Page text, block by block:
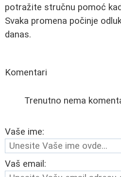
potražite stručnu pomoć
Svaka promena počinje
danas.
Komentari
Trenutno nema
Vaše ime:
Vaš email: